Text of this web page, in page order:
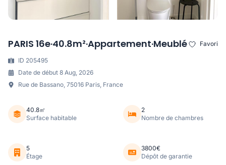
PARIS 16e·40.8m²·Appartement·Meublé Favori
ID 205495
Date de début 8 Aug, 2026
Rue de Bassano, 75016 Paris, France
40.8㎡
Surface habitable
2
Nombre de chambres
5
Étage
3800€
Dépôt de garantie